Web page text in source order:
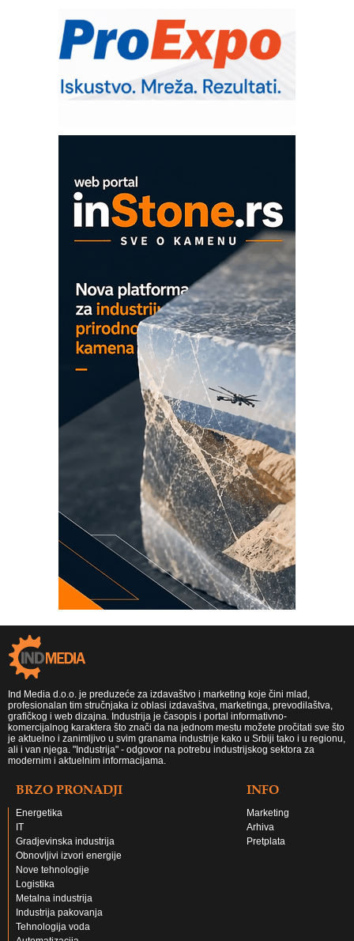
IB BLUMENAUER - više od 40 godina
poverenja u industriji
RMQ-TITAN ADVANCED INDICATOR
– Pametna signalizacija za efikasnije
upravljanje mašinama
EVOKS Maintenance Management
ROSA i SCHUNK podižu proizvodnju
na viši nivo
Detekcija različitih oblika
MAREX - Lim i mašine za savremena
Ind Media d.o.o. je preduzeće za izdavaštvo i marketing koje čini mlad,
profesionalan tim stručnjaka iz oblasi izdavaštva, marketinga, prevodilaštva,
grafičkog i web dizajna. Industrija je časopis i portal informativno-
komercijalnog karaktera što znači da na jednom mestu možete pročitati sve što
je aktuelno i zanimljivo u svim granama industrije kako u Srbiji tako i u regionu,
ali i van njega. "Industrija" - odgovor na potrebu industrijskog sektora za
modernim i aktuelnim informacijama.
BRZO PRONADJI
Energetika
IT
Gradjevinska industrija
Obnovljivi izvori energije
Nove tehnologije
Logistika
Metalna industrija
Industrija pakovanja
Tehnologija voda
INFO
Marketing
Arhiva
Pretplata